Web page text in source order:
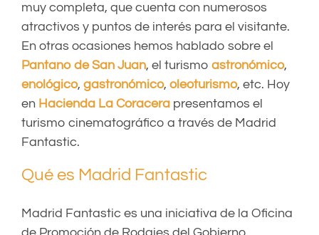
muy completa, que cuenta con numerosos
atractivos y puntos de interés para el visitante.
En otras ocasiones hemos hablado sobre el
Pantano de San Juan, el turismo astronómico,
enológico, gastronómico, oleoturismo, etc. Hoy
en Hacienda La Coracera presentamos el
turismo cinematográfico a través de Madrid
Fantastic.
Qué es Madrid Fantastic
Madrid Fantastic es una iniciativa de la Oficina
de Promoción de Rodajes del Gobierno